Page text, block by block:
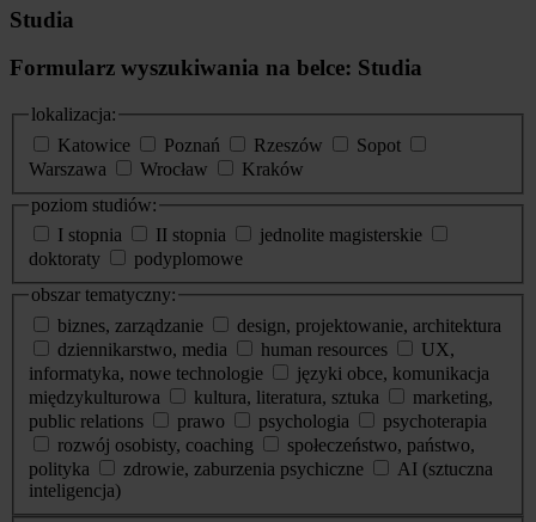
Studia
Formularz wyszukiwania na belce: Studia
lokalizacja:
Katowice
Poznań Rzeszów
Sopot
Warszawa
Wrocław
Kraków
poziom studiów:
I stopnia
II stopnia
jednolite magisterskie
doktoraty
podyplomowe
obszar tematyczny:
biznes, zarządzanie
design, projektowanie, architektura
dziennikarstwo, media
human resources
UX,
informatyka, nowe technologie
języki obce, komunikacja
międzykulturowa
kultura, literatura, sztuka
marketing,
public relations
prawo psychologia
psychoterapia
rozwój osobisty, coaching
społeczeństwo, państwo,
polityka
zdrowie, zaburzenia psychiczne
AI (sztuczna
inteligencja)